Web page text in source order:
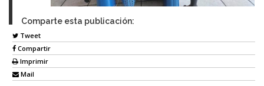
Comparte esta publicación:
Tweet
Compartir
Imprimir
Mail